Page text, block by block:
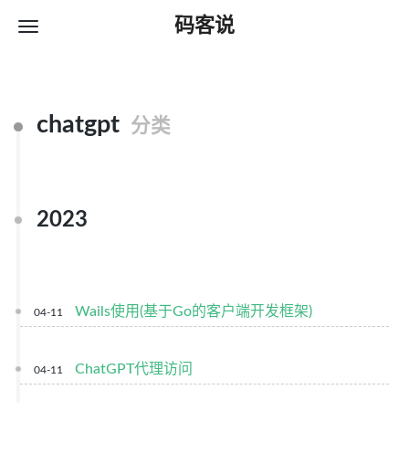
码客说
chatgpt 分类
2023
04-11 Wails使用(基于Go的客户端开发框架)
04-11 ChatGPT代理访问